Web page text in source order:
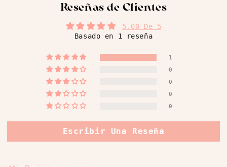
Reseñas de Clientes
5.00 De 5
Basado en 1 reseña
1
0
0
0
0
Escribir Una Reseña